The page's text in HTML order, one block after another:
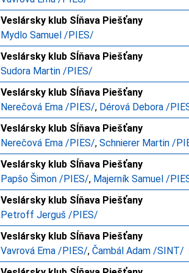
Veslársky klub Sĺňava Piešťany
Mydlo Samuel /PIES/
Veslársky klub Sĺňava Piešťany
Sudora Martin /PIES/
Veslársky klub Sĺňava Piešťany
Nerečová Ema /PIES/, Dérová Debora /
Veslársky klub Sĺňava Piešťany
Nerečová Ema /PIES/, Schnierer Martin /
Veslársky klub Sĺňava Piešťany
Papšo Šimon /PIES/, Majerník Samuel /
Veslársky klub Sĺňava Piešťany
Petroff Jerguš /PIES/
Veslársky klub Sĺňava Piešťany
Vavrová Ema /PIES/, Čambál Adam /SINT/